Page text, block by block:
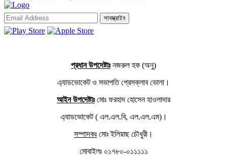
সাবস্ক্রাইব
প্রধান উপদেষ্টাঃনজরুল হক (অনু)
এ্যাডভোকেট ও সভাপতি প্রেসক্লাব ভোলা।
আইন উপদেষ্টাঃমোঃ ফরহাদ হোসেন হাওলাদার
এ্যাডভোকেট ( এল.এল.বি, এল.এল.এম)।
সম্পাদকঃ মোঃ ইলিয়াছ চৌধুরী।
মোবাইলঃ ০১৭৮০-০১১১১১